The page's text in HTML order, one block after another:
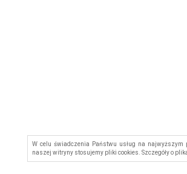
W celu świadczenia Państwu usług na najwyższym
naszej witryny stosujemy pliki cookies. Szczegóły o